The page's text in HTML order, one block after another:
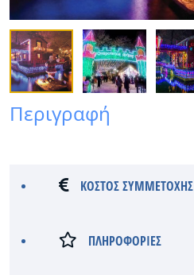
Περιγραφή
ΚΟΣΤΟΣ ΣΥΜΜΕΤΟΧΗΣ
ΠΛΗΡΟΦΟΡΙΕΣ